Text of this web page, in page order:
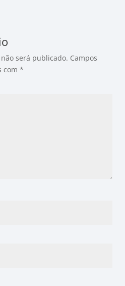
será publicado. Campos
com *